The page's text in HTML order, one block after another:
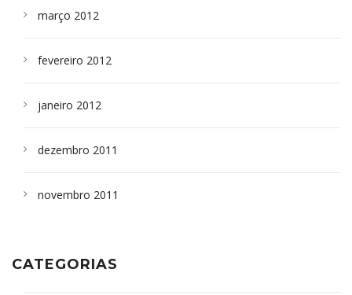
março 2012
fevereiro 2012
janeiro 2012
dezembro 2011
novembro 2011
CATEGORIAS